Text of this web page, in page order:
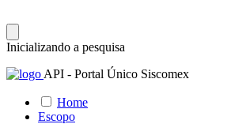
Inicializando a pesquisa
API - Portal Único Siscomex
Home
Escopo